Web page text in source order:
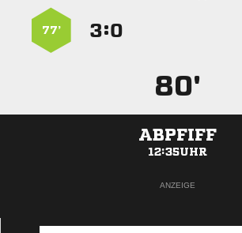
:
77’
80'
ABPFIFF
12:35UHR
ANZEIGE